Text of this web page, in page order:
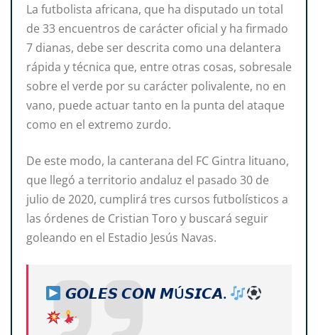
La futbolista africana, que ha disputado un total
de 33 encuentros de carácter oficial y ha firmado
7 dianas, debe ser descrita como una delantera
rápida y técnica que, entre otras cosas, sobresale
sobre el verde por su carácter polivalente, no en
vano, puede actuar tanto en la punta del ataque
como en el extremo zurdo.
De este modo, la canterana del FC Gintra lituano,
que llegó a territorio andaluz el pasado 30 de
julio de 2020, cumplirá tres cursos futbolísticos a
las órdenes de Cristian Toro y buscará seguir
goleando en el Estadio Jesús Navas.
𝙂𝙊𝙇𝙀𝙎 𝘾𝙊𝙉 𝙈Ú𝙎𝙄𝘾𝘼.